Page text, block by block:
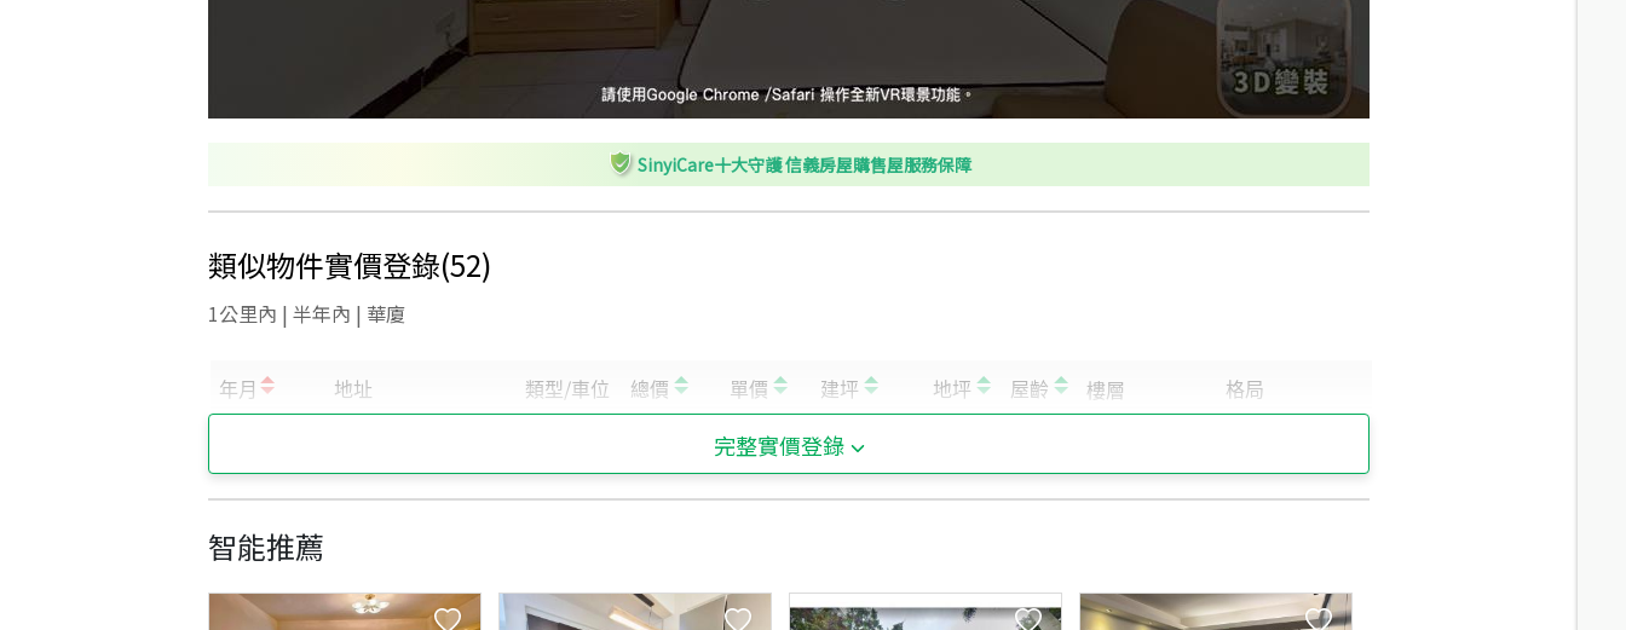
SinyiCare十大守護 信義房屋購售屋服務保障
類似物件實價登錄(52)
1公里內 | 半年內 | 華廈
完整實價登錄
智能推薦